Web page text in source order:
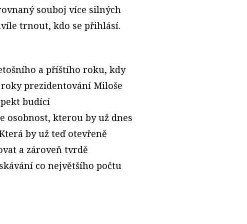
souboj více silných
trnout, kdo se přihlásí.
a příštího roku, kdy
prezidentování Miloše
budící
osobnost, kterou by už dnes
by už teď otevřeně
a zároveň tvrdě
co největšího počtu